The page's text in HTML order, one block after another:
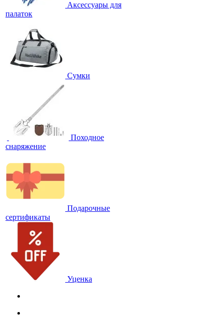
Аксессуары для
палаток
Сумки
Походное
снаряжение
Подарочные
сертификаты
Уценка